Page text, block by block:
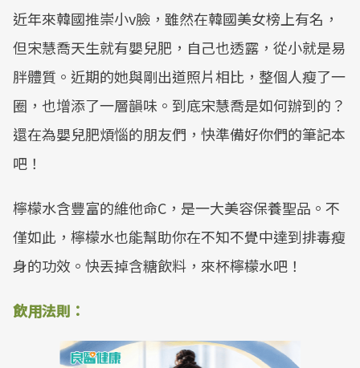
近年來韓國推崇小v臉，雖然在韓國美女榜上有名，
但宋慧喬天生就有嬰兒肥，自己也透露，從小就是易
胖體質。近期的她與剛出道照片相比，整個人瘦了一
圈，也增添了一層韻味。到底宋慧喬是如何辦到的？
還在為嬰兒肥煩惱的朋友們，快準備好你們的筆記本
吧！
檸檬水含豐富的維他命C，是一大美容保養聖品。不
僅如此，檸檬水也能幫助你在不知不覺中達到排毒瘦
身的功效。快丟掉含糖飲料，來杯檸檬水吧！
飲用法則：